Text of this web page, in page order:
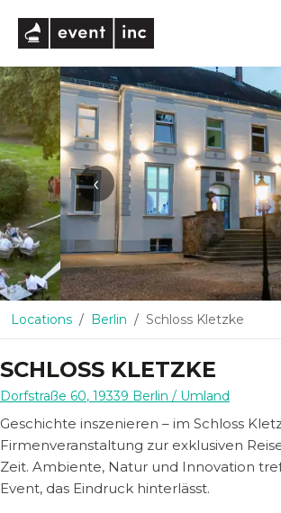
‹
Locations Berlin Schloss Kletzke
SCHLOSS KLETZKE
Dorfstraße 60, 19339 Berlin / Umland
Geschichte inszenieren – im Schloss
Firmenveranstaltung zur exklusiven
Zeit. Ambiente, Natur und Innovation
Event, das Eindruck hinterlässt.